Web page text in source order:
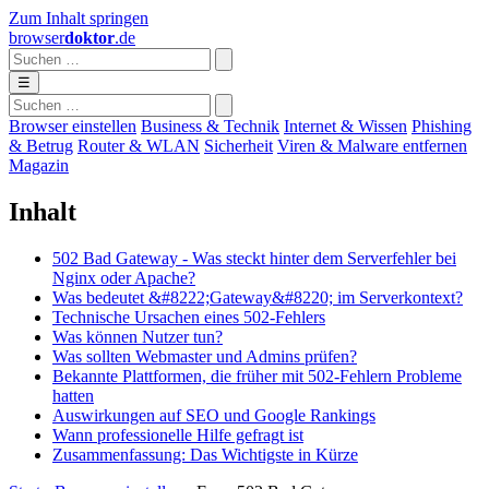
Zum Inhalt springen
browserdoktor.de
☰
Browser einstellen Business & Technik Internet & Wissen Phishing
& Betrug Router & WLAN Sicherheit Viren & Malware entfernen
Magazin
Inhalt
502 Bad Gateway - Was steckt hinter dem Serverfehler bei
Nginx oder Apache?
Was bedeutet &#8222;Gateway&#8220; im Serverkontext?
Technische Ursachen eines 502-Fehlers
Was können Nutzer tun?
Was sollten Webmaster und Admins prüfen?
Bekannte Plattformen, die früher mit 502-Fehlern Probleme
hatten
Auswirkungen auf SEO und Google Rankings
Wann professionelle Hilfe gefragt ist
Zusammenfassung: Das Wichtigste in Kürze